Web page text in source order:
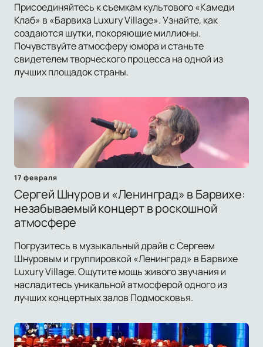
Присоединяйтесь к съемкам культового «Камеди
Клаб» в «Барвиха Luxury Village». Узнайте, как
создаются шутки, покоряющие миллионы.
Почувствуйте атмосферу юмора и станьте
свидетелем творческого процесса на одной из
лучших площадок страны.
17 февраля
Сергей Шнуров и «Ленинград» в Барвихе:
незабываемый концерт в роскошной
атмосфере
Погрузитесь в музыкальный драйв с Сергеем
Шнуровым и группировкой «Ленинград» в Барвихе
Luxury Village. Ощутите мощь живого звучания и
насладитесь уникальной атмосферой одного из
лучших концертных залов Подмосковья.